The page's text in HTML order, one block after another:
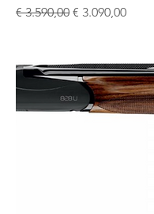
Normale prijs
€ 3.590,00 Verkoopprijs
€ 3.090,00